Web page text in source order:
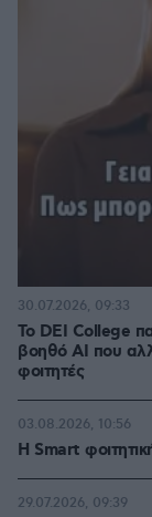
Το DEI College
βοηθό AI που
φοιτητές
30.07.2026, 09:33
Η Smart
03.08.2026, 10:56
29.07.2026, 09:39